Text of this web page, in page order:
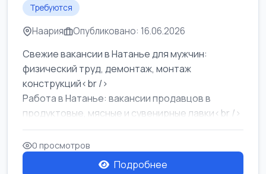
Требуются
Наария Опубликовано: 16.06.2026
Свежие вакансии в Натанье для мужчин:
физический труд, демонтаж, монтаж
конструкций<br />
Работа в Натанье: вакансии продавцов в
продуктовые, мясные и сувенирные лавки<br />
Разнорабочий на сборку м...
0 просмотров
Подробнее